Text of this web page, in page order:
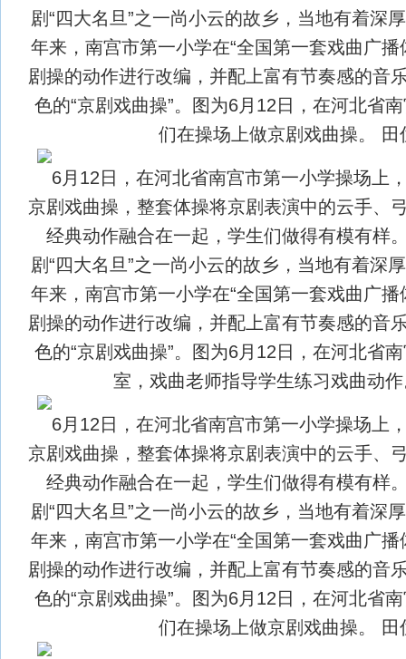
剧“四大名旦”之一尚小云的故乡，当地有着深
年来，南宫市第一小学在“全国第一套戏曲广播
剧操的动作进行改编，并配上富有节奏感的音
色的“京剧戏曲操”。图为6月12日，在河北省
们在操场上做京剧戏曲操。 田
6月12日，在河北省南宫市第一小学操场上
京剧戏曲操，整套体操将京剧表演中的云手、
经典动作融合在一起，学生们做得有模有样
剧“四大名旦”之一尚小云的故乡，当地有着深
年来，南宫市第一小学在“全国第一套戏曲广播
剧操的动作进行改编，并配上富有节奏感的音
色的“京剧戏曲操”。图为6月12日，在河北省
室，戏曲老师指导学生练习戏曲动
6月12日，在河北省南宫市第一小学操场上
京剧戏曲操，整套体操将京剧表演中的云手、
经典动作融合在一起，学生们做得有模有样
剧“四大名旦”之一尚小云的故乡，当地有着深
年来，南宫市第一小学在“全国第一套戏曲广播
剧操的动作进行改编，并配上富有节奏感的音
色的“京剧戏曲操”。图为6月12日，在河北省
们在操场上做京剧戏曲操。 田